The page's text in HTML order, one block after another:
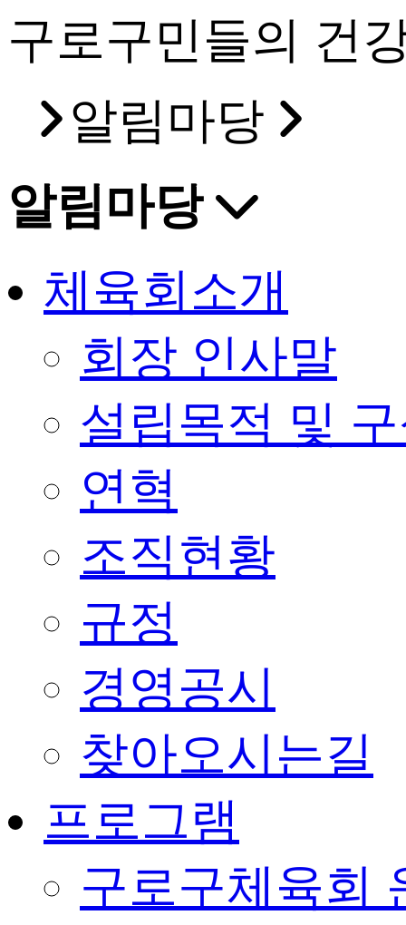
구로구민들의 건
알림마당
알림마당
체육회소개
회장 인사말
설립목적 및
연혁
조직현황
규정
경영공시
찾아오시는길
프로그램
구로구체육회